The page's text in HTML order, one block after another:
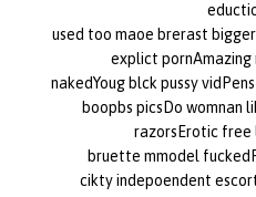
used too maoe brerast
explict
nakedYoug blck pussy
boopbs picsDo womnan
razorsErotic free
bruette mmodel
cikty indepoendent